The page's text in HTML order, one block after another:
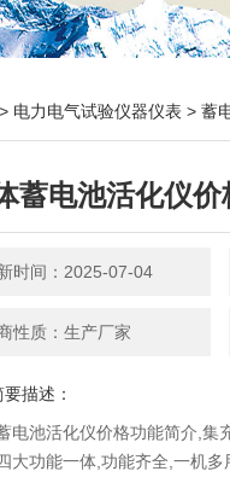
> 电力电气试验仪器仪表 > 蓄
蓄电池活化仪价
时间：2025-07-04
性质：生产厂家
要描述：
电池活化仪价格功能简介,集
大功能一体,功能齐全,一机多